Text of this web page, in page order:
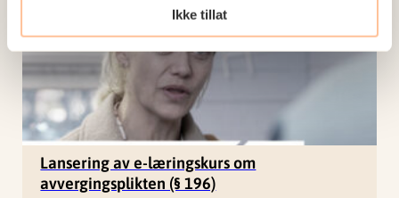
Ikke tillat
Lansering av e-læringskurs om
avvergingsplikten (§ 196)